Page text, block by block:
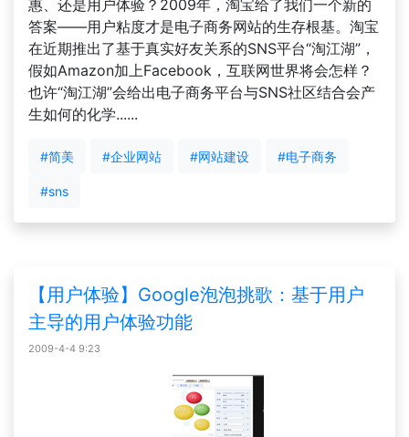
惠、还是用户体验？2009年，淘宝给了我们一个新的
答案——用户粘度才是电子商务网站的生存根基。淘宝
在近期推出了基于真实好友关系的SNS平台“淘江湖”，
假如Amazon加上Facebook，互联网世界将会怎样？
也许“淘江湖”会给出电子商务平台与SNS社区结合会产
生如何的化学......
#简美 #企业网站 #网站建设 #电子商务
#sns
【用户体验】Google泡泡挑歌：基于用户
主导的用户体验功能
2009-4-4 9:23